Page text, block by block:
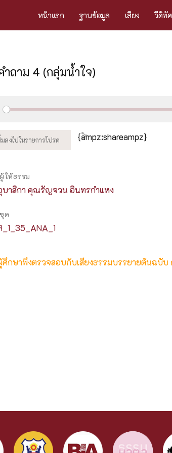
หน้าแรก ฐานข้อมูล เสียง วีดิทั
ำถาม 4 (กลุ่มน้ำใจ)
{ampz:shareampz}
ผู้ให้ธรรม
บาสิกา คุณรัญจวน อินทรกำแหง
ชุด
กษาพึงตรวจสอบกับเสียงธรรมบรรยายต้นฉบับ